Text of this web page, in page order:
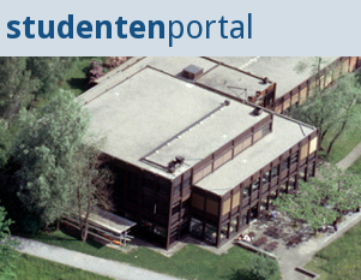
studentenportal
Home
Dokumente
Events
? Tipps
Login